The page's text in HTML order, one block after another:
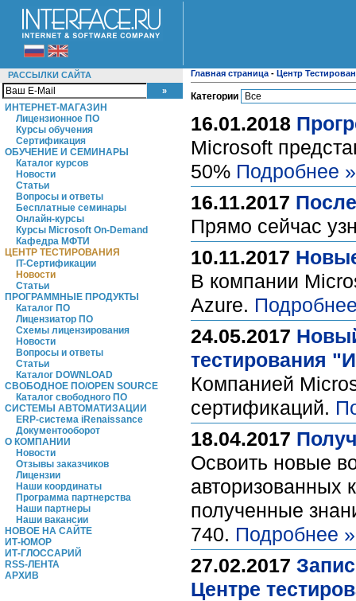
РАССЫЛКИ САЙТА
ИНТЕРНЕТ-МАГАЗИН
Лицензионное ПО
Курсы обучения
Сертификация
ОБУЧЕНИЕ И СЕМИНАРЫ
Каталог курсов
Новости
Статьи
Вопросы и ответы
Бесплатные семинары
Онлайн-курсы
Курсы Microsoft On-Demand
Кафедра МФТИ
ЦЕНТР ТЕСТИРОВАНИЯ
IT-Сертификации
Новости
Статьи
ПРОГРАММНЫЕ ПРОДУКТЫ
Каталог ПО
Лицензиатор ПО
Схемы лицензирования
Новости
Вопросы и ответы
Статьи
Каталог DOWNLOAD
СВОБОДНОЕ ПО/OPEN SOURCE
Каталог свободного ПО
СИСТЕМЫ АВТОМАТИЗАЦИИ
ERP-система iRenaissance
Документооборот
О КОМПАНИИ
Новости
Отзывы заказчиков
Лицензии
Наши координаты
Программа партнерства
Наши партнеры
Наши вакансии
НОВОЕ НА САЙТЕ
ИТ-ЮМОР
ИТ-ГЛОССАРИЙ
RSS-ЛЕНТА
АРХИВ
Главная страница - Центр
Категории
16.01.2018
Microsoft
50% Подробнее »
16.11.2017
Прямо сейчас
10.11.2017
В компании
Azure.
24.05.2017
тестирования
Компанией
сертификаций.
18.04.2017
Освоить новые
авторизованных
полученные
740. Подробнее »
27.02.2017
Центре